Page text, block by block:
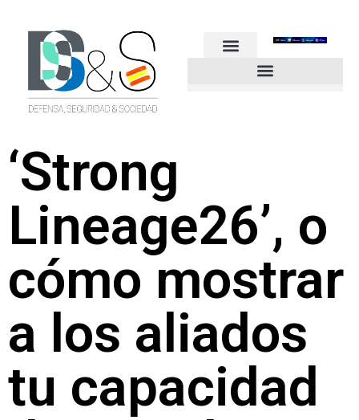
‘Strong
Lineage26’, o
cómo mostrar
a los aliados
tu capacidad